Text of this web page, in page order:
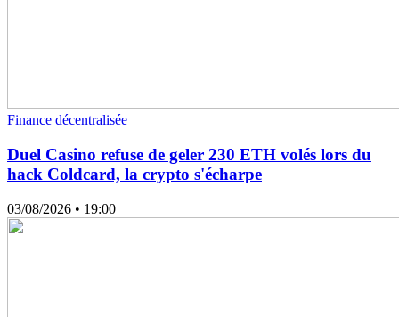
Finance décentralisée
Duel Casino refuse de geler 230 ETH volés lors du
hack Coldcard, la crypto s'écharpe
03/08/2026 • 19:00